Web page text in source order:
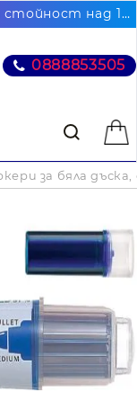
Безплатна доставка за поръчки на стойност над 102.26€ / 200лв. до най-близкия до Вас офис на Еконт
0888853505
за бяла